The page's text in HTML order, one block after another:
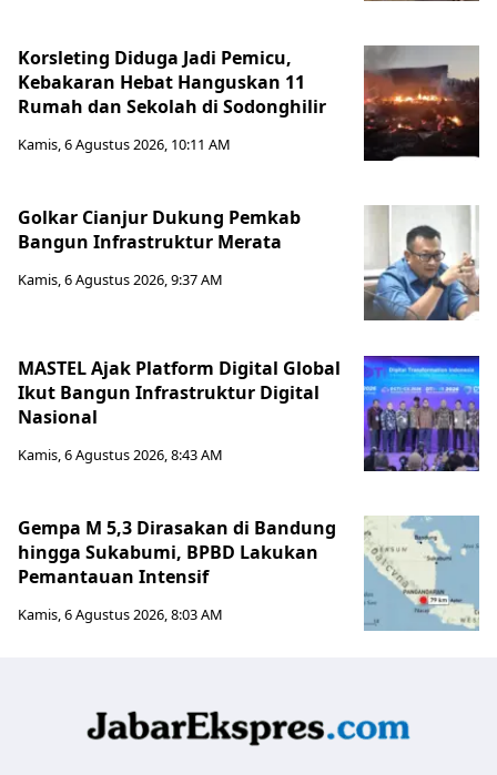
Korsleting Diduga Jadi Pemicu,
Kebakaran Hebat Hanguskan 11
Rumah dan Sekolah di Sodonghilir
Kamis, 6 Agustus 2026, 10:11 AM
Golkar Cianjur Dukung Pemkab
Bangun Infrastruktur Merata
Kamis, 6 Agustus 2026, 9:37 AM
MASTEL Ajak Platform Digital Global
Ikut Bangun Infrastruktur Digital
Nasional
Kamis, 6 Agustus 2026, 8:43 AM
Gempa M 5,3 Dirasakan di Bandung
hingga Sukabumi, BPBD Lakukan
Pemantauan Intensif
Kamis, 6 Agustus 2026, 8:03 AM